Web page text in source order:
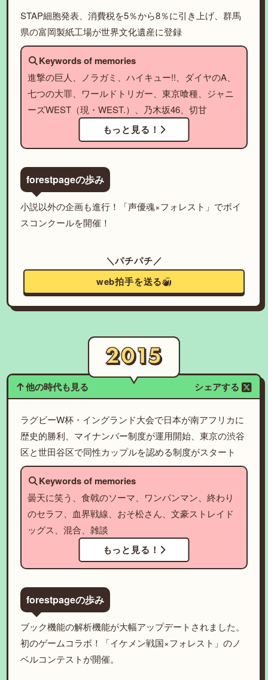
STAP細胞発表、消費税を5％から8％に引き上げ、群馬
県の富岡製紙工場が世界文化遺産に登録
Keywords of memories
進撃の巨人、ノラガミ、ハイキュー!!、ダイヤのA、
七つの大罪、ワールドトリガー、東京喰種、ジャニ
ーズWEST（現・WEST.）、乃木坂46、切甘
もっと見る！
forestpageの歩み
小説以外の企画も進行！「声優魂×フォレスト」でボイ
スコンクールを開催！
＼パチパチ／
web拍手を送る
他の時代も見る シェアする
ラグビーW杯・イングランド大会で日本が南アフリカに
歴史的勝利、マイナンバー制度が運用開始、東京の渋谷
区と世田谷区で同性カップルを認める制度がスタート
Keywords of memories
曇天に笑う、食戟のソーマ、ワンパンマン、終わり
のセラフ、血界戦線、おそ松さん、文豪ストレイド
ッグス、混合、雑談
もっと見る！
forestpageの歩み
ブック機能の解析機能が大幅アップデートされました。
初のゲームコラボ！「イケメン戦国×フォレスト」のノ
ベルコンテストが開催。